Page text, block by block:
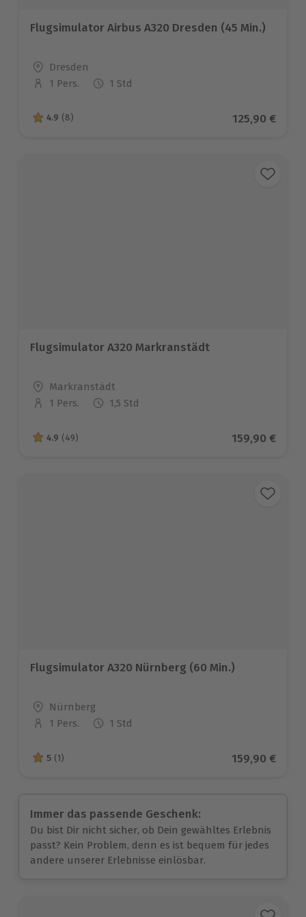
Flugsimulator Airbus A320 Dresden (45 Min.)
Standort
Dresden
Anzahl der Teilnehmer
1 Pers. 1 Std
4.9 von 5 Sternen basierend auf 8 Bewertungen
4.9 (8) Aktueller
125,90 €
Flugsimulator A320 Markranstädt
Standort
Markranstädt
Anzahl der Teilnehmer
1 Pers. 1,5 Std
4.9 von 5 Sternen basierend auf 49 Bewertungen
4.9 (49) Aktueller
159,90 €
Flugsimulator A320 Nürnberg (60 Min.)
Standort
Nürnberg
Anzahl der Teilnehmer
1 Pers. 1 Std
5 von 5 Sternen basierend auf 1 Bewertungen
5 (1) Aktueller
159,90 €
Immer das passende Geschenk:
Du bist Dir nicht sicher, ob Dein gewähltes Erlebnis
passt? Kein Problem, denn es ist bequem für jedes
andere unserer Erlebnisse einlösbar.